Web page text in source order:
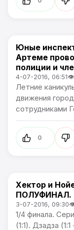
Происшествия
Юные
Артеме
полиции и
4-07-2016, 06:51👁
Летние
движения
сотрудниками
0
Чемпионат
Хектор и
ПОЛУФИНАЛ.
3-07-2016, 09:30
1/4 финала.
(1:1). Дзадза